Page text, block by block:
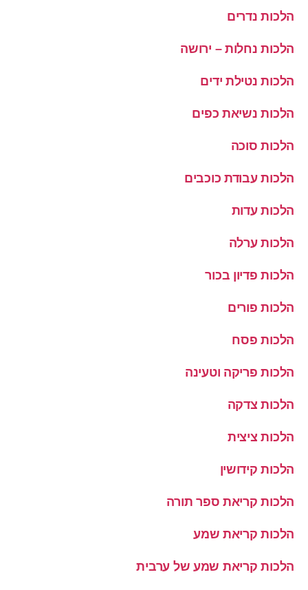
הלכות נדרים
הלכות נחלות – ירושה
הלכות נטילת ידים
הלכות נשיאת כפים
הלכות סוכה
הלכות עבודת כוכבים
הלכות עדות
הלכות ערלה
הלכות פדיון בכור
הלכות פורים
הלכות פסח
הלכות פריקה וטעינה
הלכות צדקה
הלכות ציצית
הלכות קידושין
הלכות קריאת ספר תורה
הלכות קריאת שמע
הלכות קריאת שמע של ערבית